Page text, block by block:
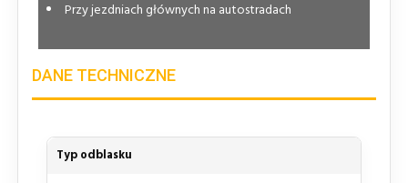
Przy jezdniach głównych na autostradach
DANE TECHNICZNE
Typ odblasku